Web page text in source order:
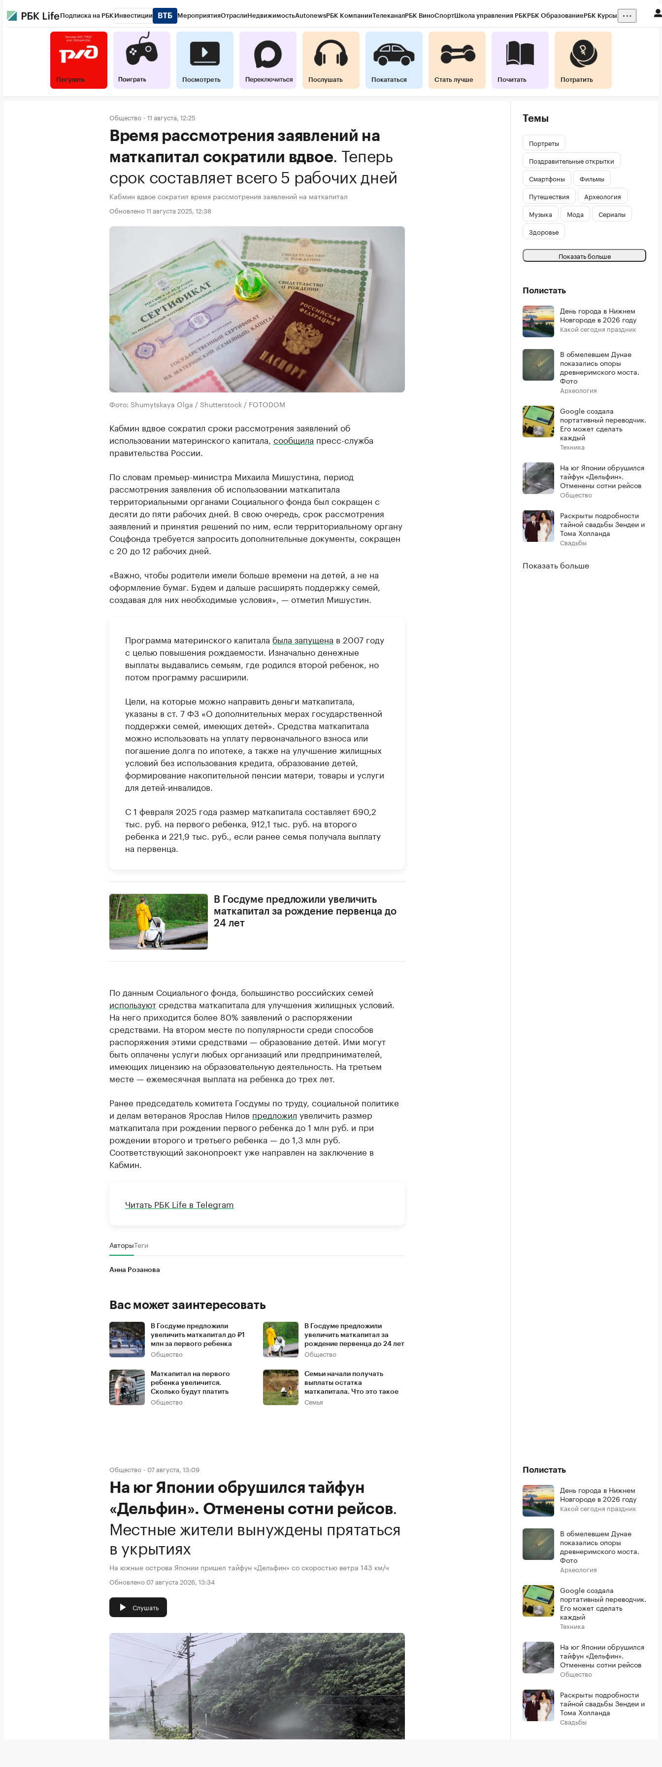
Подписка на РБК Инвестиции МероприятияОтраслиНедвижимостьAutonewsРБК КомпанииТелеканалРБК ВиноСпортШкола управления РБКРБК ОбразованиеРБК Курсы
Погулять Посмотреть Послушать Покататься Стать лучше Почитать Потратить
Общество 11 августа, 12:25
Время рассмотрения заявлений на
маткапитал сократили вдвое. Теперь
срок составляет всего 5 рабочих дней
Кабмин вдвое сократил время рассмотрения заявлений на маткапитал
Обновлено 11 августа 2025, 12:38
Фото: Shumytskaya Olga / Shutterstock / FOTODOM
Кабмин вдвое сократил сроки рассмотрения заявлений об
использовании материнского капитала, сообщила пресс-служба
правительства России.
По словам премьер-министра Михаила Мишустина, период
рассмотрения заявления об использовании маткапитала
территориальными органами Социального фонда был сокращен с
десяти до пяти рабочих дней. В свою очередь, срок рассмотрения
заявлений и принятия решений по ним, если территориальному органу
Соцфонда требуется запросить дополнительные документы, сокращен
с 20 до 12 рабочих дней.
«Важно, чтобы родители имели больше времени на детей, а не на
оформление бумаг. Будем и дальше расширять поддержку семей,
создавая для них необходимые условия», — отметил Мишустин.
Программа материнского капитала была запущена в 2007 году
с целью повышения рождаемости. Изначально денежные
выплаты выдавались семьям, где родился второй ребенок, но
потом программу расширили.
Цели, на которые можно направить деньги маткапитала,
указаны в ст. 7 ФЗ «О дополнительных мерах государственной
поддержки семей, имеющих детей». Средства маткапитала
можно использовать на уплату первоначального взноса или
погашение долга по ипотеке, а также на улучшение жилищных
условий без использования кредита, образование детей,
формирование накопительной пенсии матери, товары и услуги
для детей-инвалидов.
С 1 февраля 2025 года размер маткапитала составляет 690,2
тыс. руб. на первого ребенка, 912,1 тыс. руб. на второго
ребенка и 221,9 тыс. руб., если ранее семья получала выплату
на первенца.
В Госдуме предложили увеличить
маткапитал за рождение первенца до
24 лет
По данным Социального фонда, большинство российских семей
используютсредства маткапитала для улучшения жилищных условий.
На него приходится более 80% заявлений о распоряжении
средствами. На втором месте по популярности среди способов
распоряжения этими средствами — образование детей. Ими могут
быть оплачены услуги любых организаций или предпринимателей,
имеющих лицензию на образовательную деятельность. На третьем
месте — ежемесячная выплата на ребенка до трех лет.
Ранее председатель комитета Госдумы по труду, социальной политике
и делам ветеранов Ярослав Нилов предложил увеличить размер
маткапитала при рождении первого ребенка до 1 млн руб. и при
рождении второго и третьего ребенка — до 1,3 млн руб.
Соответствующий законопроект уже направлен на заключение в
Кабмин.
Читать РБК Life в Telegram
АвторыТеги
Анна Розанова
Вас может заинтересовать
В Госдуме предложили
увеличить маткапитал до ₽1
млн за первого ребенка
Общество
В Госдуме предложили
увеличить маткапитал за
рождение первенца до 24 лет
Общество
Маткапитал на первого
ребенка увеличится.
Сколько будут платить
Общество
Семьи начали получать
выплаты остатка
маткапитала. Что это такое
Семья
Темы
Портреты
Поздравительные открытки
Смартфоны
Фильмы
Путешествия
Археология
Музыка
Мода
Сериалы
Здоровье
Показать больше
Полистать
День города в Нижнем
Новгороде в 2026 году
Какой сегодня праздник
В обмелевшем Дунае
показались опоры
древнеримского моста.
Фото
Археология
Google создала
портативный переводчик.
Его может сделать
каждый
Техника
На юг Японии обрушился
тайфун «Дельфин».
Отменены сотни рейсов
Общество
Раскрыты подробности
тайной свадьбы Зендеи и
Тома Холланда
Свадьбы
Показать больше
Общество 07 августа, 13:09
На юг Японии обрушился тайфун
«Дельфин». Отменены сотни рейсов.
Местные жители вынуждены прятаться
в укрытиях
На южные острова Японии пришел тайфун «Дельфин» со скоростью ветра 143 км/ч
Обновлено 07 августа 2026, 13:34
Слушать
Полистать
День города в Нижнем
Новгороде в 2026 году
Какой сегодня праздник
В обмелевшем Дунае
показались опоры
древнеримского моста.
Фото
Археология
Google создала
портативный переводчик.
Его может сделать
каждый
Техника
На юг Японии обрушился
тайфун «Дельфин».
Отменены сотни рейсов
Общество
Раскрыты подробности
тайной свадьбы Зендеи и
Тома Холланда
Свадьбы